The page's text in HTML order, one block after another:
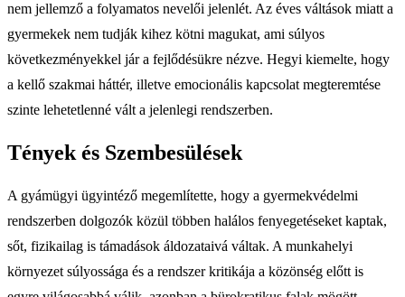
nem jellemző a folyamatos nevelői jelenlét. Az éves váltások miatt a
gyermekek nem tudják kihez kötni magukat, ami súlyos
következményekkel jár a fejlődésükre nézve. Hegyi kiemelte, hogy
a kellő szakmai háttér, illetve emocionális kapcsolat megteremtése
szinte lehetetlenné vált a jelenlegi rendszerben.
Tények és Szembesülések
A gyámügyi ügyintéző megemlítette, hogy a gyermekvédelmi
rendszerben dolgozók közül többen halálos fenyegetéseket kaptak,
sőt, fizikailag is támadások áldozataivá váltak. A munkahelyi
környezet súlyossága és a rendszer kritikája a közönség előtt is